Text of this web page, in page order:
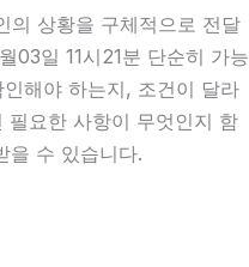
의 상황을 구체적으로 전달
03일 11시21분 단순히 가능
해야 하는지, 조건이 달라
필요한 사항이 무엇인지 함
을 수 있습니다.